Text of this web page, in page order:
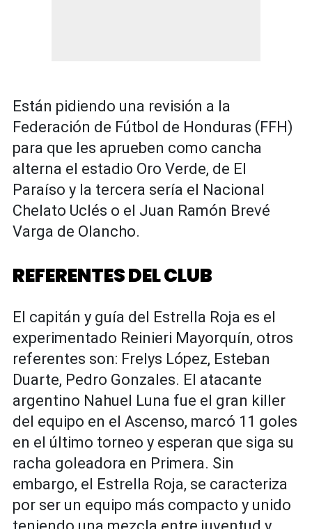
Están pidiendo una revisión a la
Federación de Fútbol de Honduras (FFH)
para que les aprueben como cancha
alterna el estadio Oro Verde, de El
Paraíso y la tercera sería el Nacional
Chelato Uclés o el Juan Ramón Brevé
Varga de Olancho.
REFERENTES DEL CLUB
El capitán y guía del Estrella Roja es el
experimentado Reinieri Mayorquín, otros
referentes son: Frelys López, Esteban
Duarte, Pedro Gonzales. El atacante
argentino Nahuel Luna fue el gran killer
del equipo en el Ascenso, marcó 11 goles
en el último torneo y esperan que siga su
racha goleadora en Primera. Sin
embargo, el Estrella Roja, se caracteriza
por ser un equipo más compacto y unido